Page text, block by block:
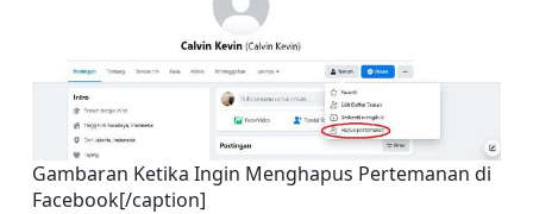
Gambaran Ketika Ingin Menghapus Pertemanan di
Facebook[/caption]